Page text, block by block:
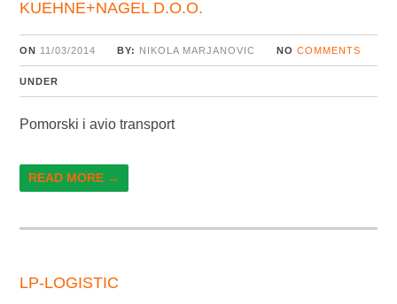
KUEHNE+NAGEL D.O.O.
ON 11/03/2014 BY: NIKOLA MARJANOVIC NO COMMENTS
UNDER
Pomorski i avio transport
READ MORE →
LP-LOGISTIC